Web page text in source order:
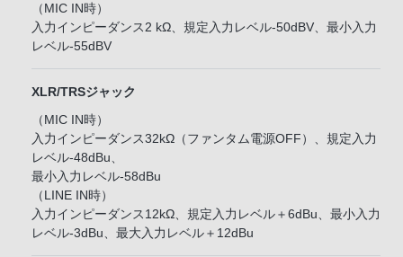
（MIC IN時）
入力インピーダンス2 kΩ、規定入力レベル-50dBV、最小入力
レベル-55dBV
XLR/TRSジャック
（MIC IN時）
入力インピーダンス32kΩ（ファンタム電源OFF）、規定入力
レベル-48dBu、
最小入力レベル-58dBu
（LINE IN時）
入力インピーダンス12kΩ、規定入力レベル＋6dBu、最小入力
レベル-3dBu、最大入力レベル＋12dBu